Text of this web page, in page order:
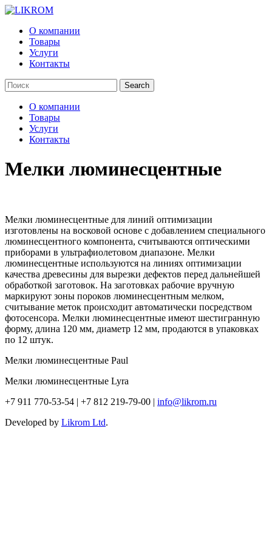
О компании
Товары
Услуги
Контакты
О компании
Товары
Услуги
Контакты
Мелки люминесцентные
Мелки люминесцентные для линий оптимизации
изготовлены на восковой основе с добавлением специального
люминесцентного компонента, считываются оптическими
приборами в ультрафиолетовом диапазоне. Мелки
люминесцентные используются на линиях оптимизации
качества древесины для вырезки дефектов перед дальнейшей
обработкой заготовок. На заготовках рабочие вручную
маркируют зоны пороков люминесцентным мелком,
считывание меток происходит автоматически посредством
фотосенсора. Мелки люминесцентные имеют шестигранную
форму, длина 120 мм, диаметр 12 мм, продаются в упаковках
по 12 штук.
Мелки люминесцентные Paul
Мелки люминесцентные Lyra
+7 911 770-53-54 | +7 812 219-79-00 | info@likrom.ru
Developed by Likrom Ltd.